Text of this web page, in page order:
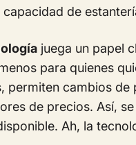
capacidad de
juega un papel
para quienes
permiten cambios
de precios. Así,
Ah, la